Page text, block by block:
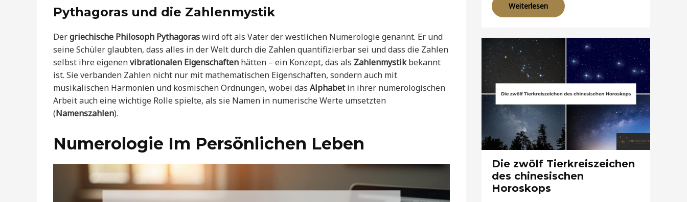
Pythagoras und die Zahlenmystik
Dergriechische Philosoph Pythagoraswird oft als Vater der westlichen Numerologie genannt. Er und
seine Schüler glaubten, dass alles in der Welt durch die Zahlen quantifizierbar sei und dass die Zahlen
selbst ihre eigenenvibrationalen Eigenschaften hätten – ein Konzept, das als Zahlenmystikbekannt
ist. Sie verbanden Zahlen nicht nur mit mathematischen Eigenschaften, sondern auch mit
musikalischen Harmonien und kosmischen Ordnungen, wobei das Alphabetin ihrer numerologischen
Arbeit auch eine wichtige Rolle spielte, als sie Namen in numerische Werte umsetzten
(Namenszahlen).
Numerologie Im Persönlichen Leben
Weiterlesen
Die zwölf Tierkreiszeichen
des chinesischen
Horoskops